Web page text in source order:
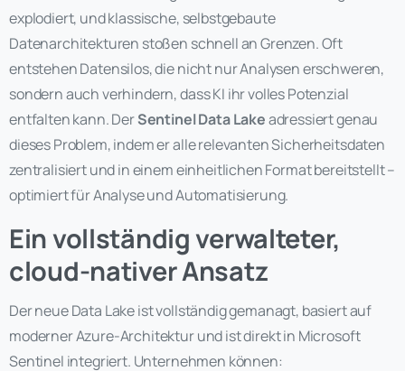
explodiert, und klassische, selbstgebaute
Datenarchitekturen stoßen schnell an Grenzen. Oft
entstehen Datensilos, die nicht nur Analysen erschweren,
sondern auch verhindern, dass KI ihr volles Potenzial
entfalten kann. DerSentinel Data Lakeadressiert genau
dieses Problem, indem er alle relevanten Sicherheitsdaten
zentralisiert und in einem einheitlichen Format bereitstellt –
optimiert für Analyse und Automatisierung.
Ein vollständig verwalteter,
cloud-nativer Ansatz
Der neue Data Lake ist vollständig gemanagt, basiert auf
moderner Azure-Architektur und ist direkt in Microsoft
Sentinel integriert. Unternehmen können: